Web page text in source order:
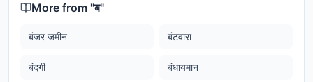
More from "ब"
बंजर जमीन बंटवारा
बंदगी बंधायमान